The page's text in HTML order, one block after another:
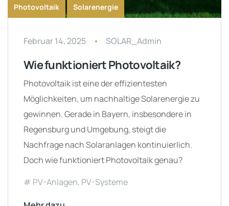
Photovoltaik Solarenergie
Februar 14, 2025 SOLAR_Admin
Wie funktioniert Photovoltaik?
Photovoltaik ist eine der effizientesten
Möglichkeiten, um nachhaltige Solarenergie zu
gewinnen. Gerade in Bayern, insbesondere in
Regensburg und Umgebung, steigt die
Nachfrage nach Solaranlagen kontinuierlich.
Doch wie funktioniert Photovoltaik genau?
PV-Anlagen, PV-Systeme